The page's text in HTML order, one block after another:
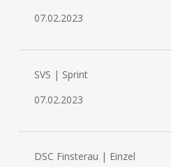
07.02.2023
SVS | Sprint
07.02.2023
DSC Finsterau | Einzel